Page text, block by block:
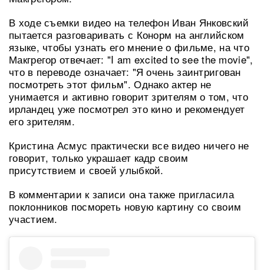
В ходе съемки видео на телефон Иван Янковский
пытается разговаривать с Конорм на английском
языке, чтобы узнать его мнение о фильме, на что
Макгрегор отвечает: "I am excited to see the movie",
что в переводе означает: "Я очень заинтригован
посмотреть этот фильм". Однако актер не
унимается и активно говорит зрителям о том, что
ирландец уже посмотрел это кино и рекомендует
его зрителям.
Кристина Асмус практически все видео ничего не
говорит, только украшает кадр своим
присутствием и своей улыбкой.
В комментарии к записи она также пригласила
поклонников посмореть новую картину со своим
участием.